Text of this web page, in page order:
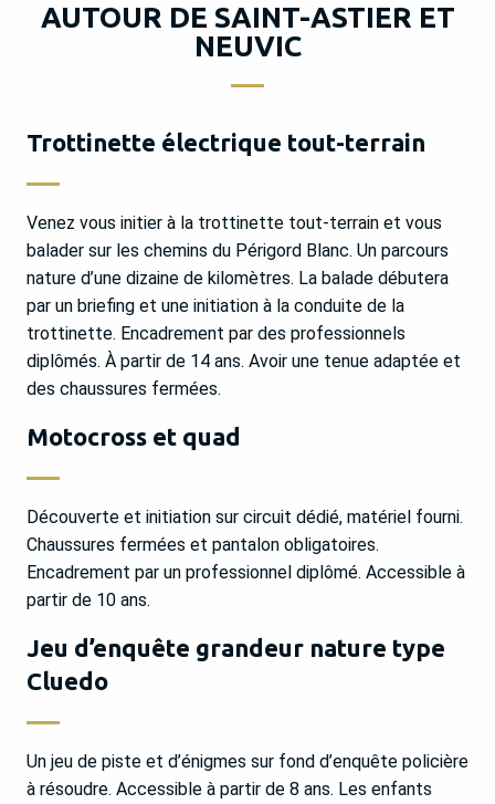
AUTOUR DE SAINT-ASTIER ET
NEUVIC
Trottinette électrique tout-terrain
Venez vous initier à la trottinette tout-terrain et vous
balader sur les chemins du Périgord Blanc. Un parcours
nature d’une dizaine de kilomètres. La balade débutera
par un briefing et une initiation à la conduite de la
trottinette. Encadrement par des professionnels
diplômés. À partir de 14 ans. Avoir une tenue adaptée et
des chaussures fermées.
Motocross et quad
Découverte et initiation sur circuit dédié, matériel fourni.
Chaussures fermées et pantalon obligatoires.
Encadrement par un professionnel diplômé. Accessible à
partir de 10 ans.
Jeu d’enquête grandeur nature type
Cluedo
Un jeu de piste et d’énigmes sur fond d’enquête policière
à résoudre. Accessible à partir de 8 ans. Les enfants